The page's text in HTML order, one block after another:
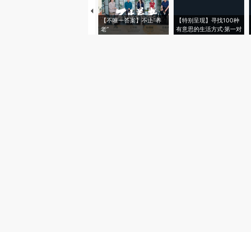
【不唯一答案】不止“养
老”
【特别呈现】寻找100种
有意思的生活方式·第一对